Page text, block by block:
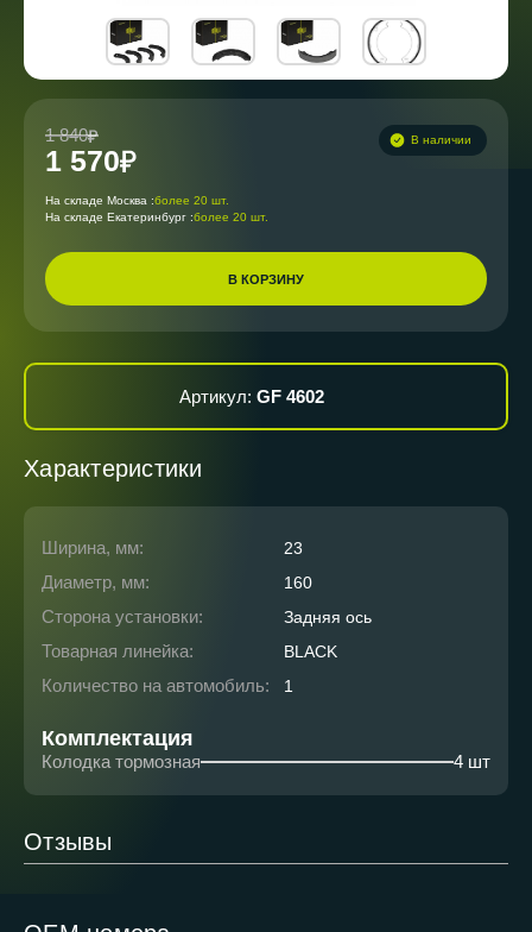
1 840
1 570
В наличии
На складе Москва :более 20 шт.
На складе Екатеринбург :более 20 шт.
В КОРЗИНУ
Артикул: GF 4602
Характеристики
Ширина, мм: 23
Диаметр, мм: 160
Сторона установки: Задняя ось
Товарная линейка: BLACK
Количество на автомобиль: 1
Комплектация
Колодка тормозная 4 шт
Отзывы